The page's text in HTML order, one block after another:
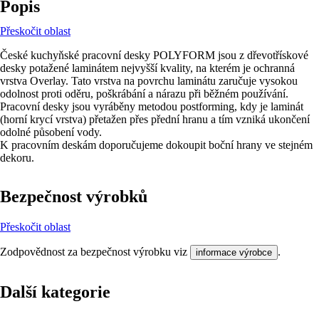
Popis
Přeskočit oblast
České kuchyňské pracovní desky POLYFORM jsou z dřevotřískové
desky potažené laminátem nejvyšší kvality, na kterém je ochranná
vrstva Overlay. Tato vrstva na povrchu laminátu zaručuje vysokou
odolnost proti oděru, poškrábání a nárazu při běžném používání.
Pracovní desky jsou vyráběny metodou postforming, kdy je laminát
(horní krycí vrstva) přetažen přes přední hranu a tím vzniká ukončení
odolné působení vody.
K pracovním deskám doporučujeme dokoupit boční hrany ve stejném
dekoru.
Bezpečnost výrobků
Přeskočit oblast
Zodpovědnost za bezpečnost výrobku viz informace výrobce .
Další kategorie